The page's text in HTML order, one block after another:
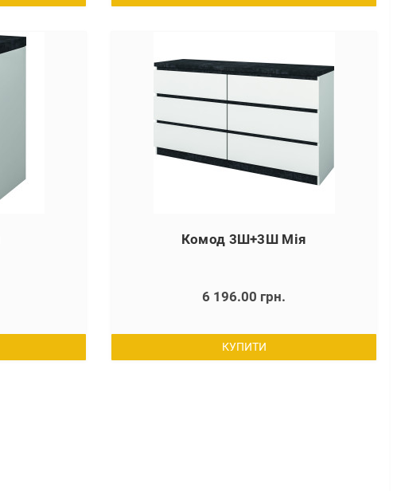
Комод 3Ш+3Ш Мія
6 196.00 грн.
КУПИТИ